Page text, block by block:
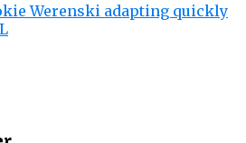
Werenski adapting quickly